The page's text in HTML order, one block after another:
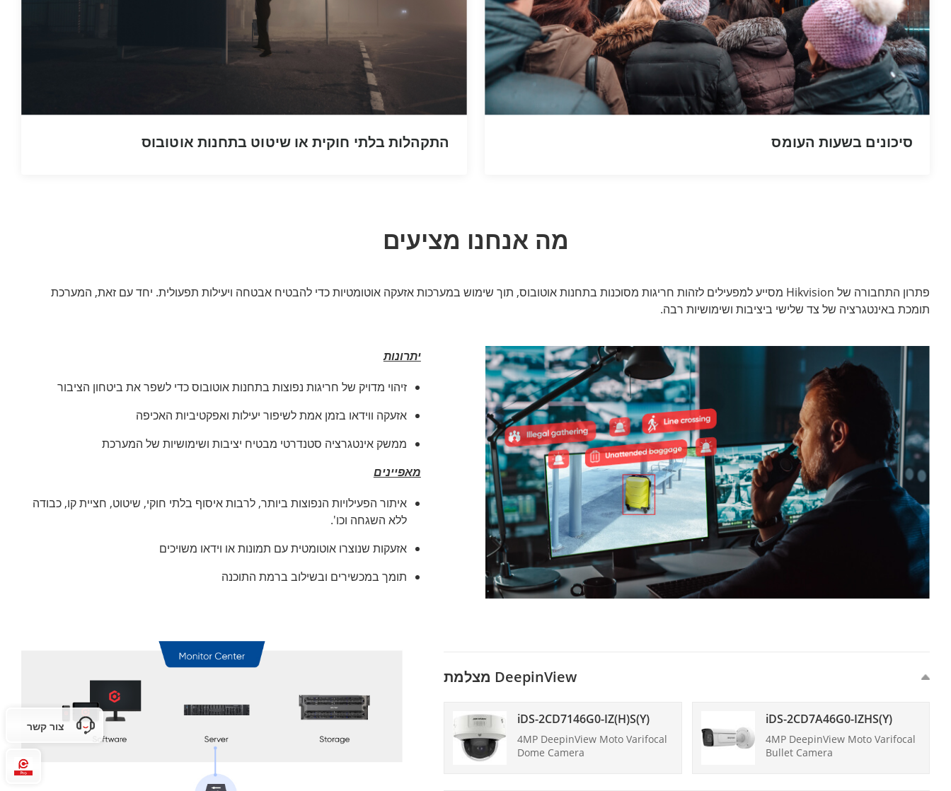
סיכונים בשעות העומס התקהלות בלתי חוקית או שיטוט בתחנות אוטובוס
מה אנחנו מציעים
פתרון התחבורה של Hikvision מסייע למפעילים לזהות חריגות מסוכנות בתחנות אוטובוס, תוך שימוש במערכות אזעקה אוטומטיות כדי להבטיח אבטחה ויעילות תפעולית. יחד עם זאת, המערכת
תומכת באינטגרציה של צד שלישי ביציבות ושימושיות רבה.
יתרונות
זיהוי מדויק של חריגות נפוצות בתחנות אוטובוס כדי לשפר את ביטחון הציבור
אזעקה ווידאו בזמן אמת לשיפור יעילות ואפקטיביות האכיפה
ממשק אינטגרציה סטנדרטי מבטיח יציבות ושימושיות של המערכת
מאפיינים
איתור הפעילויות הנפוצות ביותר, לרבות איסוף בלתי חוקי, שיטוט, חציית קו, כבודה
ללא השגחה וכו'.
אזעקות שנוצרו אוטומטית עם תמונות או וידאו משויכים
תומך במכשירים ובשילוב ברמת התוכנה
iDS-2CD7146G0-IZ(H)S(Y)
4MP DeepinView Moto Varifocal
Dome Camera
iDS-2CD7A46G0-IZHS(Y)
4MP DeepinView Moto Varifocal
Bullet Camera
מצלמת DeepinView
צור קשר